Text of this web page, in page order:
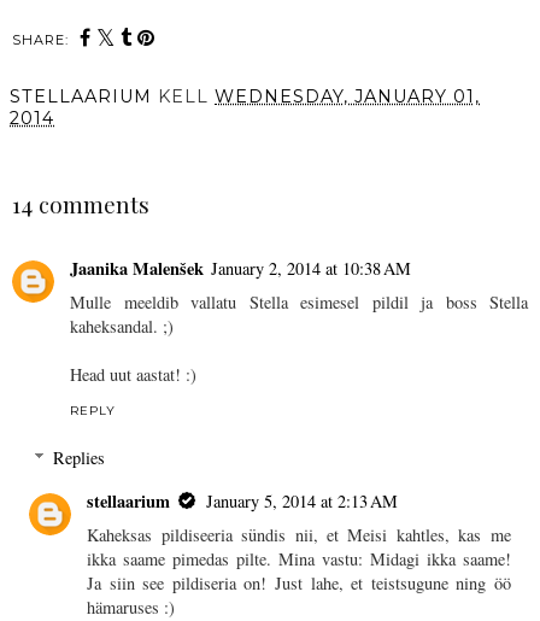
SHARE:
STELLAARIUM KELL WEDNESDAY, JANUARY 01,
2014
14 comments
Jaanika Malenšek January 2, 2014 at 10:38 AM
Mulle meeldib vallatu Stella esimesel pildil ja boss Stella
kaheksandal. ;)
Head uut aastat! :)
REPLY
Replies
stellaarium
January 5, 2014 at 2:13 AM
Kaheksas pildiseeria sündis nii, et Meisi kahtles, kas me
ikka saame pimedas pilte. Mina vastu: Midagi ikka saame!
Ja siin see pildiseria on! Just lahe, et teistsugune ning öö
hämaruses :)